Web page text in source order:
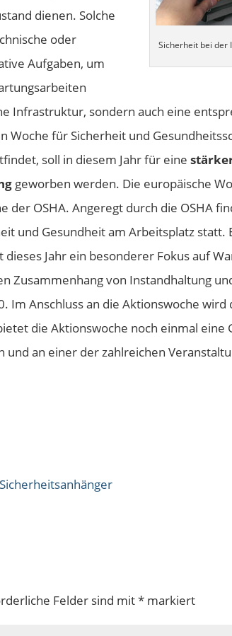
Sicherheit bei der
dienen. Solche
oder
Aufgaben, um
Infrastruktur, sondern auch eine
Woche für Sicherheit und
soll in diesem Jahr für eine
geworben werden. Die europäische
OSHA. Angeregt durch die OSHA
und Gesundheit am Arbeitsplatz statt.
Jahr ein besonderer Fokus auf
Zusammenhang von Instandhaltung
Im Anschluss an die Aktionswoche wird
die Aktionswoche noch einmal eine
an einer der zahlreichen
Felder sind mit* markiert